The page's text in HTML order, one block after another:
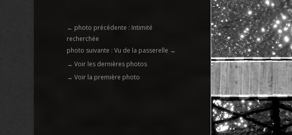
← photo précédente : Intimité
recherchée
photo suivante : Vu de la passerelle →
→ Voir les dernières photos
→ Voir la première photo